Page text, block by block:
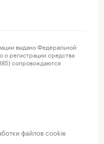
выдано Федеральной
о регистрации средства
сопровождаются
файлов cookie